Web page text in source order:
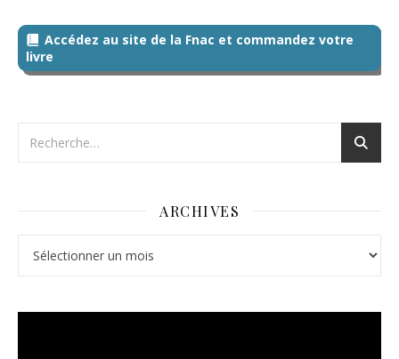
Accédez au site de la Fnac et commandez votre
livre
ARCHIVES